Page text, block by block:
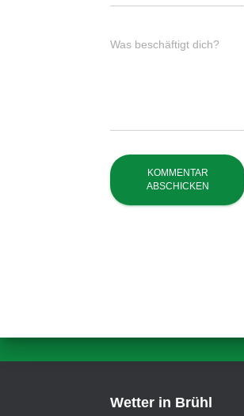
Was beschäftigt dich?
Wetter in Brühl